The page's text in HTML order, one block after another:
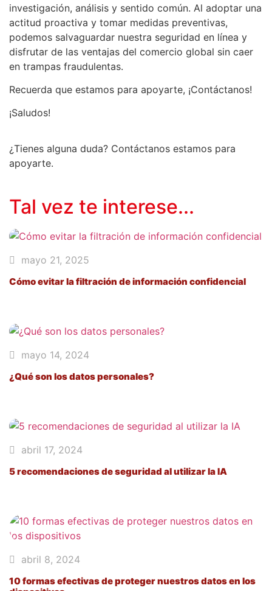
investigación, análisis y sentido común. Al adoptar una
actitud proactiva y tomar medidas preventivas,
podemos salvaguardar nuestra seguridad en línea y
disfrutar de las ventajas del comercio global sin caer
en trampas fraudulentas.
Recuerda que estamos para apoyarte, ¡Contáctanos!
¡Saludos!
¿Tienes alguna duda? Contáctanos estamos para
apoyarte.
Tal vez te interese...
mayo 21, 2025
Cómo evitar la filtración de información confidencial
mayo 14, 2024
¿Qué son los datos personales?
abril 17, 2024
5 recomendaciones de seguridad al utilizar la IA
abril 8, 2024
10 formas efectivas de proteger nuestros datos en los